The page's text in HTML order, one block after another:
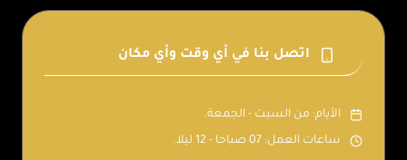
اتصل بنا في أي وقت وأي مكان
الأيام: من السبت - الجمعة.
ساعات العمل: 07 صباحا - 12 ليلا.